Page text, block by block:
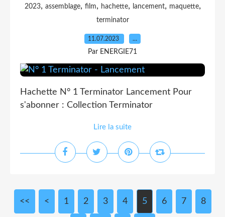
2023, assemblage, film, hachette, lancement, maquette,
terminator
11.07.2023 …
Par ENERGIE71
Hachette N° 1 Terminator Lancement Pour
s'abonner : Collection Terminator
Lire la suite
<< < 1 2 3 4 5 6 7 8